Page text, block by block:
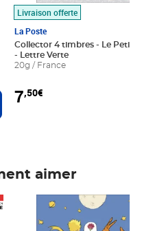
au panier
Livraison offerte
La Poste
Collector 4 timbres - Le Petit
- Lettre Verte
20g / France
7,50€
aimer
Prix 7,50€